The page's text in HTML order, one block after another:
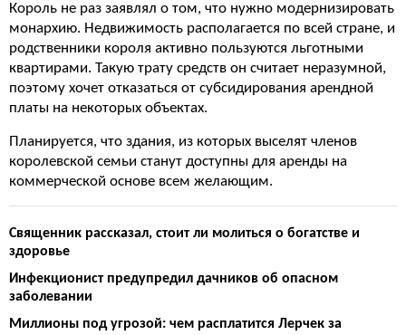
Король не раз заявлял о том, что нужно модернизировать
монархию. Недвижимость располагается по всей стране, и
родственники короля активно пользуются льготными
квартирами. Такую трату средств он считает неразумной,
поэтому хочет отказаться от субсидирования арендной
платы на некоторых объектах.
Планируется, что здания, из которых выселят членов
королевской семьи станут доступны для аренды на
коммерческой основе всем желающим.
Священник рассказал, стоит ли молиться о богатстве и
здоровье
Инфекционист предупредил дачников об опасном
заболевании
Миллионы под угрозой: чем расплатится Лерчек за